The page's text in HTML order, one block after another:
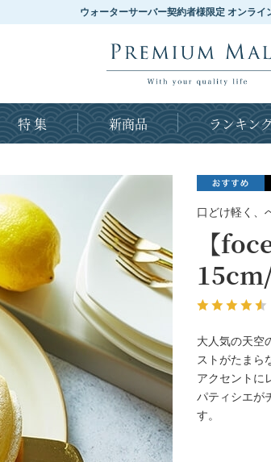
ウォーターサーバー契約者様限定 オンライ
特 集 新商品 ランキン
口どけ軽く、
【
大人気の天空
ストがたまら
アクセントに
パティシエが
す。